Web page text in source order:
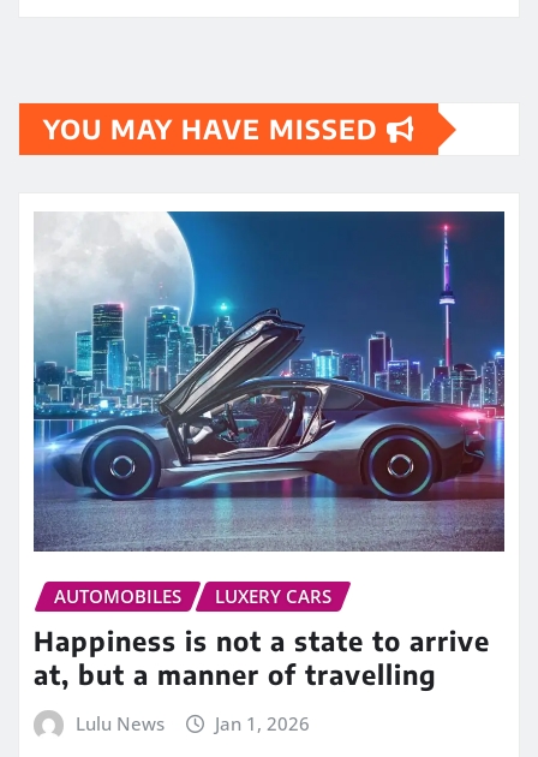
YOU MAY HAVE MISSED
AUTOMOBILES LUXERY CARS
Happiness is not a state to arrive
at, but a manner of travelling
Lulu News Jan 1, 2026